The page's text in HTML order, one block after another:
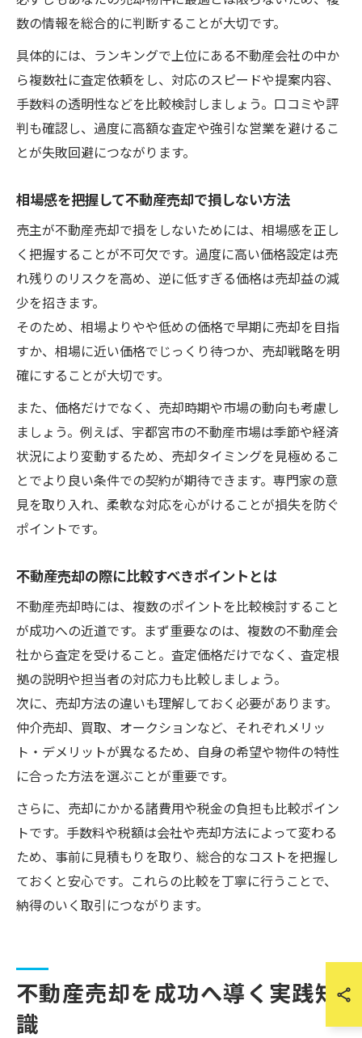
数の情報を総合的に判断することが大切です。
具体的には、ランキングで上位にある不動産会社の中か
ら複数社に査定依頼をし、対応のスピードや提案内容、
手数料の透明性などを比較検討しましょう。口コミや評
判も確認し、過度に高額な査定や強引な営業を避けるこ
とが失敗回避につながります。
相場感を把握して不動産売却で損しない方法
売主が不動産売却で損をしないためには、相場感を正し
く把握することが不可欠です。過度に高い価格設定は売
れ残りのリスクを高め、逆に低すぎる価格は売却益の減
少を招きます。
そのため、相場よりやや低めの価格で早期に売却を目指
すか、相場に近い価格でじっくり待つか、売却戦略を明
確にすることが大切です。
また、価格だけでなく、売却時期や市場の動向も考慮し
ましょう。例えば、宇都宮市の不動産市場は季節や経済
状況により変動するため、売却タイミングを見極めるこ
とでより良い条件での契約が期待できます。専門家の意
見を取り入れ、柔軟な対応を心がけることが損失を防ぐ
ポイントです。
不動産売却の際に比較すべきポイントとは
不動産売却時には、複数のポイントを比較検討すること
が成功への近道です。まず重要なのは、複数の不動産会
社から査定を受けること。査定価格だけでなく、査定根
拠の説明や担当者の対応力も比較しましょう。
次に、売却方法の違いも理解しておく必要があります。
仲介売却、買取、オークションなど、それぞれメリッ
ト・デメリットが異なるため、自身の希望や物件の特性
に合った方法を選ぶことが重要です。
さらに、売却にかかる諸費用や税金の負担も比較ポイン
トです。手数料や税額は会社や売却方法によって変わる
ため、事前に見積もりを取り、総合的なコストを把握し
ておくと安心です。これらの比較を丁寧に行うことで、
納得のいく取引につながります。
不動産売却を成功へ導く実践知
識